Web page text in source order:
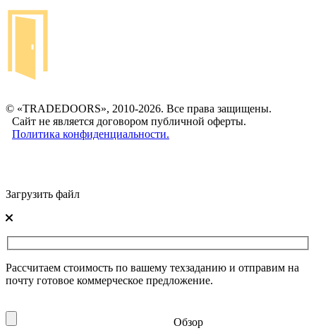
© «TRADEDOORS», 2010-2026. Все права защищены.
Сайт не является договором публичной оферты.
Политика конфиденциальности.
Загрузить файл
Рассчитаем стоимость по вашему техзаданию и отправим на
почту готовое коммерческое предложение.
Обзор